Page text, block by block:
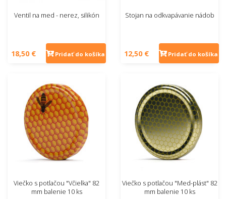
Ventil na med - nerez, silikón
18,50 € Pridať do košíka
Stojan na odkvapávanie nádob
12,50 € Pridať do košíka
Viečko s potlačou "Včielka" 82
mm balenie 10 ks
Viečko s potlačou "Med-plást" 82
mm balenie 10 ks